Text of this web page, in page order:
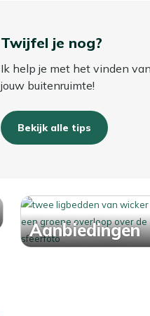
Twijfel je nog?
Ik help je met het vinden
jouw buitenruimte!
Bekijk alle tips
Aanbiedingen